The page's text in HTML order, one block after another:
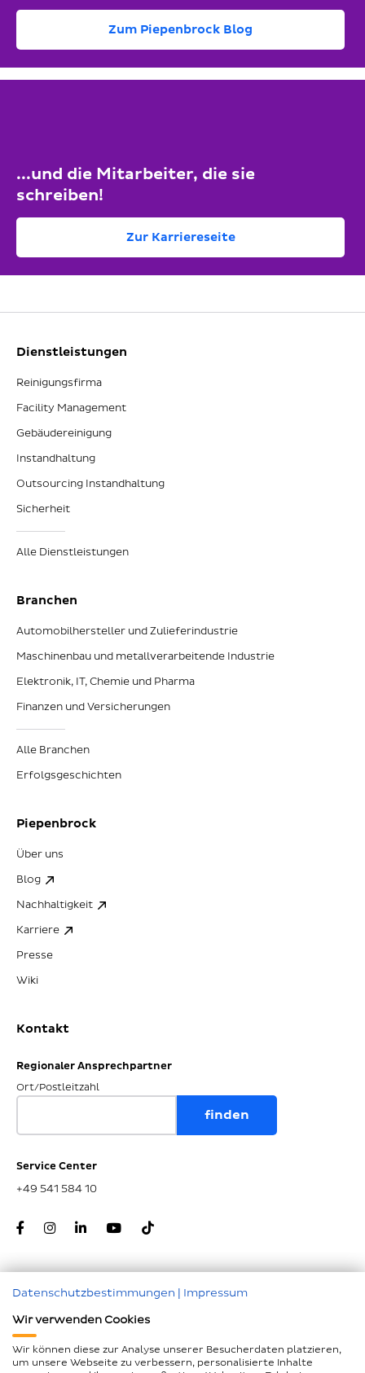
Zum Piepenbrock Blog
...und die Mitarbeiter, die sie
schreiben!
Zur Karriereseite
Dienstleistungen
Reinigungsfirma
Facility Management
Gebäudereinigung
Instandhaltung
Outsourcing Instandhaltung
Sicherheit
Alle Dienstleistungen
Branchen
Automobilhersteller und Zulieferindustrie
Maschinenbau und metallverarbeitende Industrie
Elektronik, IT, Chemie und Pharma
Finanzen und Versicherungen
Alle Branchen
Erfolgsgeschichten
Piepenbrock
Über uns
Blog
Nachhaltigkeit
Karriere
Presse
Wiki
Kontakt
Regionaler Ansprechpartner
Ort/Postleitzahl
Service Center
+49 541 584 10
Nachunternehmer
Datenschutzbestimmungen | Impressum
Wir verwenden Cookies
Wir können diese zur Analyse unserer Besucherdaten platzieren,
um unsere Webseite zu verbessern, personalisierte Inhalte